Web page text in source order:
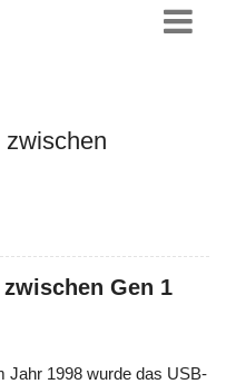
Gen 1
Jahr 1998 wurde das USB-